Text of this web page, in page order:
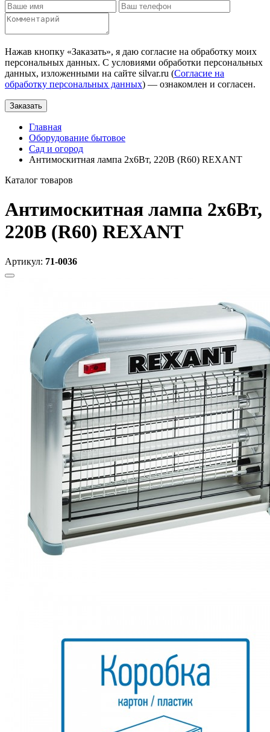
Нажав кнопку «Заказать», я даю согласие на обработку моих
персональных данных. С условиями обработки персональных
данных, изложенными на сайте silvar.ru (Согласие на
обработку персональных данных) — ознакомлен и согласен.
Заказать
Главная
Оборудование бытовое
Сад и огород
Антимоскитная лампа 2х6Вт, 220В (R60) REXANT
Каталог товаров
Антимоскитная лампа 2х6Вт,
220В (R60) REXANT
Артикул: 71-0036